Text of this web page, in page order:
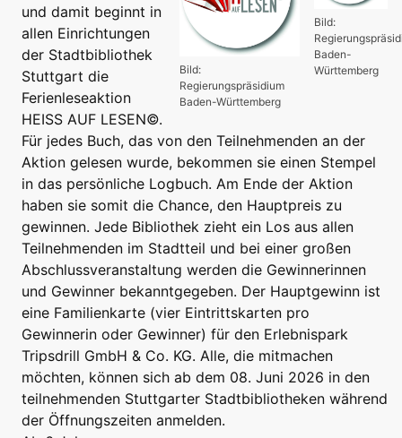
Bild:
Baden-
Württemberg
Bild:
Regierungspräsidium
Baden-Württemberg
und damit beginnt in
allen Einrichtungen
der Stadtbibliothek
Stuttgart die
Ferienleseaktion
HEISS AUF LESEN©.
Für jedes Buch, das von den Teilnehmenden an der
Aktion gelesen wurde, bekommen sie einen Stempel
in das persönliche Logbuch. Am Ende der Aktion
haben sie somit die Chance, den Hauptpreis zu
gewinnen. Jede Bibliothek zieht ein Los aus allen
Teilnehmenden im Stadtteil und bei einer großen
Abschlussveranstaltung werden die Gewinnerinnen
und Gewinner bekanntgegeben. Der Hauptgewinn ist
eine Familienkarte (vier Eintrittskarten pro
Gewinnerin oder Gewinner) für den Erlebnispark
Tripsdrill GmbH & Co. KG. Alle, die mitmachen
möchten, können sich ab dem 08. Juni 2026 in den
teilnehmenden Stuttgarter Stadtbibliotheken während
der Öffnungszeiten anmelden.